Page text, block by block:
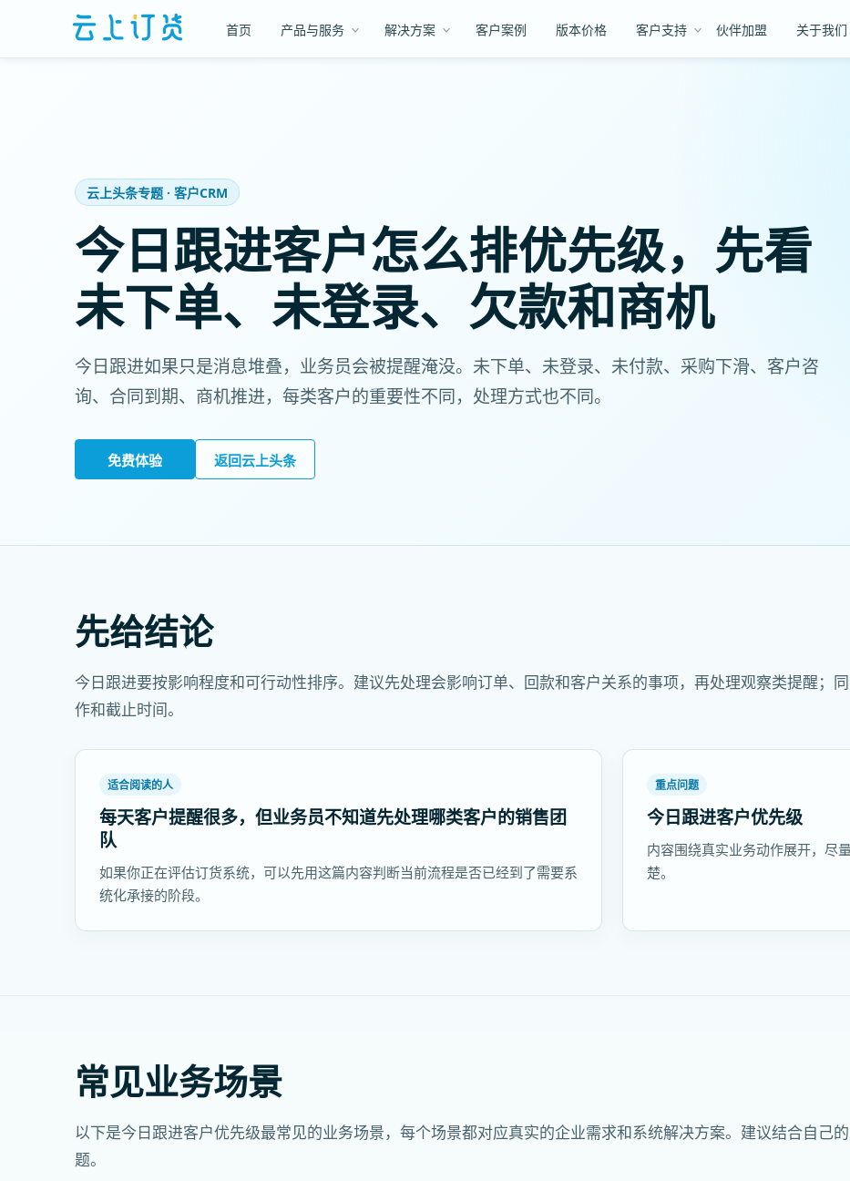
首页 产品与服务 解决方案 客户案例 版本价格 客户支持 伙伴加盟 关于我们
云上头条专题 · 客户CRM
今日跟进客户怎么排优先级，先看
未下单、未登录、欠款和商机
今日跟进如果只是消息堆叠，业务员会被提醒淹没。未下单、未登录、未付款、采购下滑、客户咨
询、合同到期、商机推进，每类客户的重要性不同，处理方式也不同。
免费体验 返回云上头条
先给结论
今日跟进要按影响程度和可行动性排序。建议先处理会影响订单、回款和客户关系的事项，再处理观察类提醒；
作和截止时间。
适合阅读的人
每天客户提醒很多，但业务员不知道先处理哪类客户的销售团
队
如果你正在评估订货系统，可以先用这篇内容判断当前流程是否已经到了需要系
统化承接的阶段。
重点问题
今日跟进客户优先级
内容围绕真实业务动作展开，尽
楚。
常见业务场景
以下是今日跟进客户优先级最常见的业务场景，每个场景都对应真实的企业需求和系统解决方案。建议结合自己
题。